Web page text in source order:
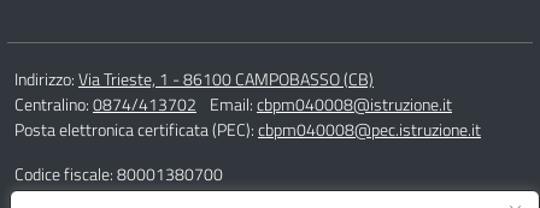
Indirizzo:Via Trieste, 1 - 86100 CAMPOBASSO (CB)
Centralino:0874/413702 Email:cbpm040008@istruzione.it
Posta elettronica certificata (PEC):cbpm040008@pec.istruzione.it
Codice fiscale: 80001380700
Codice meccanografico:CBPM040008